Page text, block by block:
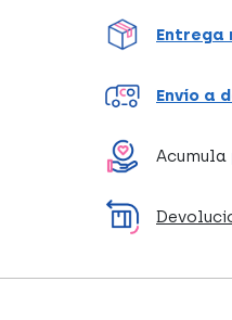
Envío a
Acumula